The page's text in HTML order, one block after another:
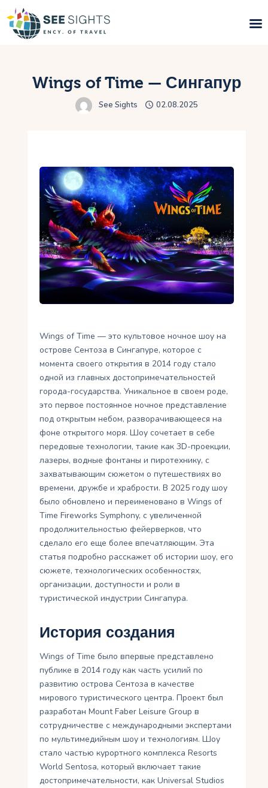
Горящие туры
Инфо
Блог
Контакты
Укр
Wings of Time — Сингапур
See Sights 02.08.2025
Wings of Time — это культовое ночное шоу на
острове Сентоза в Сингапуре, которое с
момента своего открытия в 2014 году стало
одной из главных достопримечательностей
города-государства. Уникальное в своем роде,
это первое постоянное ночное представление
под открытым небом, разворачивающееся на
фоне открытого моря. Шоу сочетает в себе
передовые технологии, такие как 3D-проекции,
лазеры, водные фонтаны и пиротехнику, с
захватывающим сюжетом о путешествиях во
времени, дружбе и храбрости. В 2025 году шоу
было обновлено и переименовано в Wings of
Time Fireworks Symphony, с увеличенной
продолжительностью фейерверков, что
сделало его еще более впечатляющим. Эта
статья подробно расскажет об истории шоу, его
сюжете, технологических особенностях,
организации, доступности и роли в
туристической индустрии Сингапура.
История создания
Wings of Time было впервые представлено
публике в 2014 году как часть усилий по
развитию острова Сентоза в качестве
мирового туристического центра. Проект был
разработан Mount Faber Leisure Group в
сотрудничестве с международными экспертами
по мультимедийным шоу и технологиям. Шоу
стало частью курортного комплекса Resorts
World Sentosa, который включает такие
достопримечательности, как Universal Studios